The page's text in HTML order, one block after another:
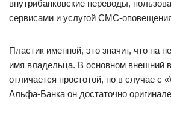
внутрибанковские переводы,
сервисами и услугой СМС-
Пластик именной, это значит, что на
имя владельца. В основном внешний
отличается простотой, но в случае с
Альфа-Банка он достаточно